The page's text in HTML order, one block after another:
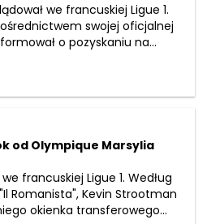
we francuskiej Ligue 1.
swojej oficjalnej
o pozyskaniu na...
od Olympique Marsylia
francuskiej Ligue 1. Według
Romanista", Kevin Strootman
okienka transferowego...